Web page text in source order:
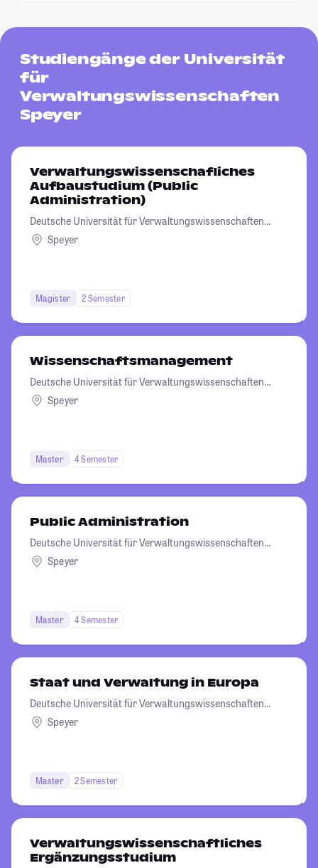
Studiengänge der Universität
für
Verwaltungswissenschaften
Speyer
Verwaltungswissenschafliches
Aufbaustudium (Public
Administration)
Deutsche Universität für Verwaltungswissenschaften
SpeyerSpeyer
Magister 2 Semester
Wissenschaftsmanagement
Deutsche Universität für Verwaltungswissenschaften
SpeyerSpeyer
Master 4 Semester
Public Administration
Deutsche Universität für Verwaltungswissenschaften
SpeyerSpeyer
Master 4 Semester
Staat und Verwaltung in Europa
Deutsche Universität für Verwaltungswissenschaften
SpeyerSpeyer
Master 2 Semester
Verwaltungswissenschaftliches
Ergänzungsstudium